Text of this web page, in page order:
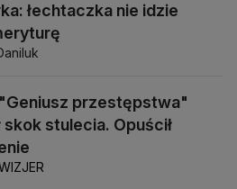
łechtaczka nie idzie
"Geniusz przestępstwa"
skok stulecia. Opuścił